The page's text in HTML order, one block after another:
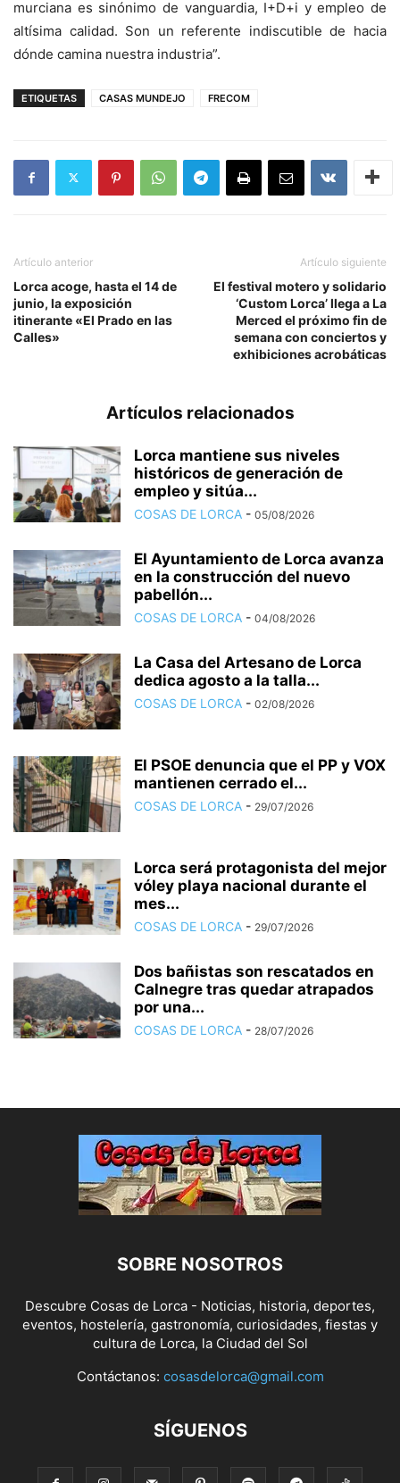
murciana es sinónimo de vanguardia, I+D+i y empleo de
altísima calidad. Son un referente indiscutible de hacia
dónde camina nuestra industria”.
ETIQUETAS CASAS MUNDEJO FRECOM
Artículo anterior
Lorca acoge, hasta el 14 de
junio, la exposición
itinerante «El Prado en las
Calles»
Artículo siguiente
El festival motero y solidario
‘Custom Lorca’ llega a La
Merced el próximo fin de
semana con conciertos y
exhibiciones acrobáticas
Artículos relacionados
Lorca mantiene sus niveles
históricos de generación de
empleo y sitúa...
COSAS DE LORCA - 05/08/2026
El Ayuntamiento de Lorca avanza
en la construcción del nuevo
pabellón...
COSAS DE LORCA - 04/08/2026
La Casa del Artesano de Lorca
dedica agosto a la talla...
COSAS DE LORCA - 02/08/2026
El PSOE denuncia que el PP y VOX
mantienen cerrado el...
COSAS DE LORCA - 29/07/2026
Lorca será protagonista del mejor
vóley playa nacional durante el
mes...
COSAS DE LORCA - 29/07/2026
Dos bañistas son rescatados en
Calnegre tras quedar atrapados
por una...
COSAS DE LORCA - 28/07/2026
SOBRE NOSOTROS
Descubre Cosas de Lorca - Noticias, historia, deportes,
eventos, hostelería, gastronomía, curiosidades, fiestas y
cultura de Lorca, la Ciudad del Sol
Contáctanos: cosasdelorca@gmail.com
SÍGUENOS